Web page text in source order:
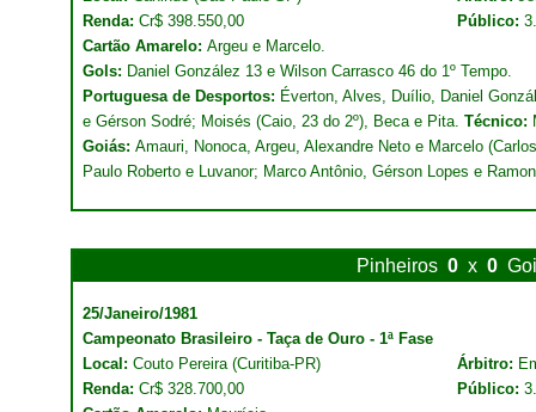
Renda: Cr$ 398.550,00 Público:
Cartão Amarelo: Argeu e Marcelo.
Gols: Daniel González 13 e Wilson Carrasco 46 do 1º Tempo.
Portuguesa de Desportos: Éverton, Alves, Duílio, Daniel
e Gérson Sodré; Moisés (Caio, 23 do 2º), Beca e Pita. Técnico:
Goiás: Amauri, Nonoca, Argeu, Alexandre Neto e Marcelo
Paulo Roberto e Luvanor; Marco Antônio, Gérson Lopes e
Pinheiros 0 x 0
25/Janeiro/1981
Campeonato Brasileiro - Taça de Ouro - 1ª Fase
Local: Couto Pereira (Curitiba-PR) Árbitro:
Renda: Cr$ 328.700,00 Público: